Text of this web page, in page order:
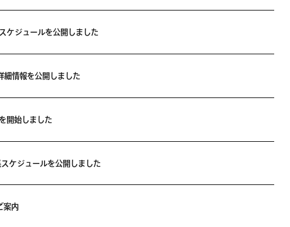
ケジュールを公開しました
細情報を公開しました
開始しました
ケジュールを公開しました
案内